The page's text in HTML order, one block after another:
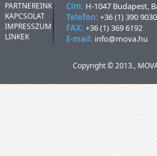
PARTNEREINK
KAPCSOLAT
IMPRESSZUM
LINKEK
Cím: H-1047 Budapest,
Telefon: +36 (1) 390 9030
FAX: +36 (1) 369 6192
E-mail: info@mova.hu
Copyright © 2013.,